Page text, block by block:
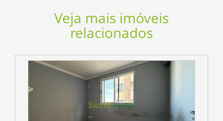
Veja mais imóveis
relacionados